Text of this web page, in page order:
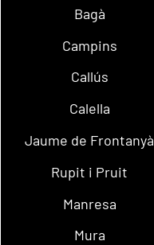
Bagà
Campins
Callús
Calella
Jaume de Frontanyà
Rupit i Pruit
Manresa
Mura